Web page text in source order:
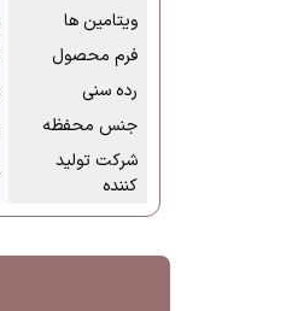
ویتامین ها
فرم محصول
رده سنی
جنس محفظه
شرکت تولید
کننده